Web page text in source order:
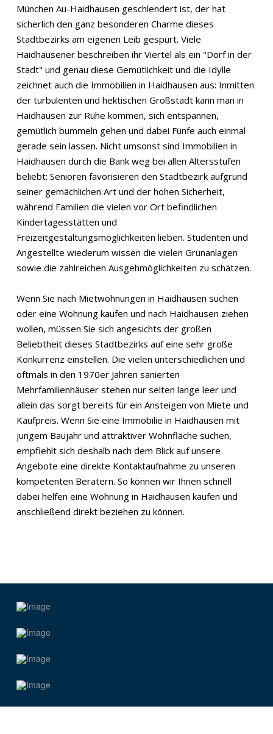
München Au-Haidhausen geschlendert ist, der hat
sicherlich den ganz besonderen Charme dieses
Stadtbezirks am eigenen Leib gespürt. Viele
Haidhausener beschreiben ihr Viertel als ein "Dorf in der
Stadt" und genau diese Gemütlichkeit und die Idylle
zeichnet auch die Immobilien in Haidhausen aus: Inmitten
der turbulenten und hektischen Großstadt kann man in
Haidhausen zur Ruhe kommen, sich entspannen,
gemütlich bummeln gehen und dabei Fünfe auch einmal
gerade sein lassen. Nicht umsonst sind Immobilien in
Haidhausen durch die Bank weg bei allen Altersstufen
beliebt: Senioren favorisieren den Stadtbezirk aufgrund
seiner gemächlichen Art und der hohen Sicherheit,
während Familien die vielen vor Ort befindlichen
Kindertagesstätten und
Freizeitgestaltungsmöglichkeiten lieben. Studenten und
Angestellte wiederum wissen die vielen Grünanlagen
sowie die zahlreichen Ausgehmöglichkeiten zu schätzen.
Wenn Sie nach Mietwohnungen in Haidhausen suchen
oder eine Wohnung kaufen und nach Haidhausen ziehen
wollen, müssen Sie sich angesichts der großen
Beliebtheit dieses Stadtbezirks auf eine sehr große
Konkurrenz einstellen. Die vielen unterschiedlichen und
oftmals in den 1970er Jahren sanierten
Mehrfamilienhäuser stehen nur selten lange leer und
allein das sorgt bereits für ein Ansteigen von Miete und
Kaufpreis. Wenn Sie eine Immobilie in Haidhausen mit
jungem Baujahr und attraktiver Wohnfläche suchen,
empfiehlt sich deshalb nach dem Blick auf unsere
Angebote eine direkte Kontaktaufnahme zu unseren
kompetenten Beratern. So können wir Ihnen schnell
dabei helfen eine Wohnung in Haidhausen kaufen und
anschließend direkt beziehen zu können.